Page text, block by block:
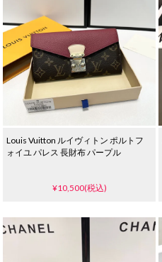
Louis Vuitton ルイヴィトン ポルトフ
ォイユ パレス 長財布 パープル
¥10,500(税込)